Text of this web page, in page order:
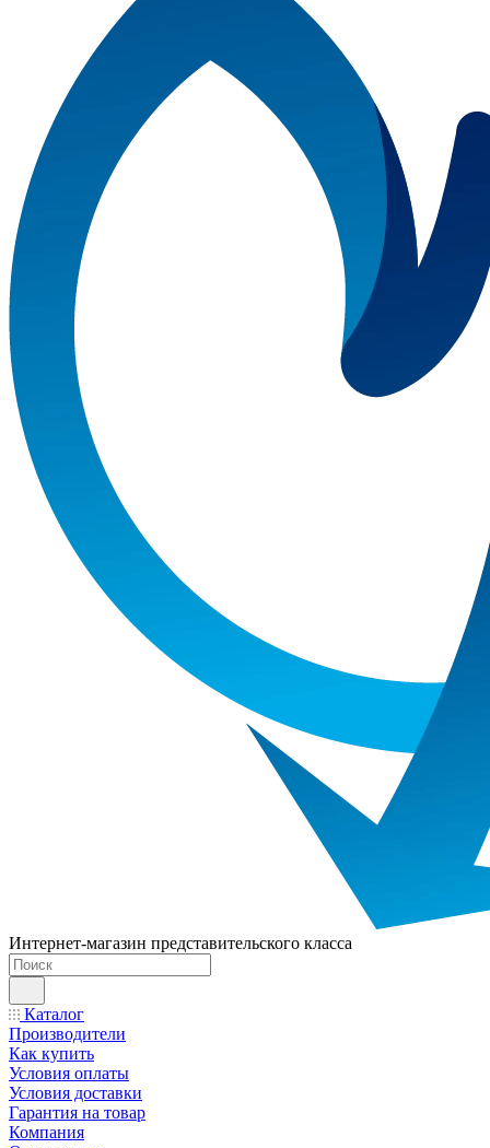
Интернет-магазин представительского класса
Каталог
Производители
Как купить
Условия оплаты
Условия доставки
Гарантия на товар
Компания